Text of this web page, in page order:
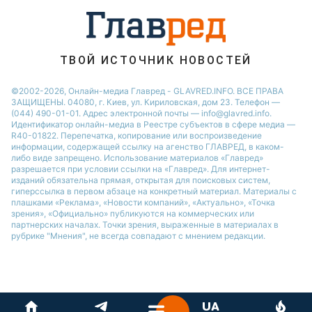
ТВОЙ ИСТОЧНИК НОВОСТЕЙ
©2002-2026, Онлайн-медиа Главред - GLAVRED.INFO. ВСЕ ПРАВА
ЗАЩИЩЕНЫ. 04080, г. Киев, ул. Кириловская, дом 23. Телефон —
(044) 490-01-01. Адрес электронной почты — info@glavred.info.
Идентификатор онлайн-медиа в Реестре cубъектов в сфере медиа —
R40-01822. Перепечатка, копирование или воспроизведение
информации, содержащей ссылку на агенство ГЛАВРЕД, в каком-
либо виде запрещено. Использование материалов «Главред»
разрешается при условии ссылки на «Главред». Для интернет-
изданий обязательна прямая, открытая для поисковых систем,
гиперссылка в первом абзаце на конкретный материал. Материалы с
плашками «Реклама», «Новости компаний», «Актуально», «Точка
зрения», «Официально» публикуются на коммерческих или
партнерских началах. Точки зрения, выраженные в материалах в
рубрике "Мнения", не всегда совпадают с мнением редакции.